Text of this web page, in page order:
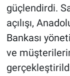
güçlendirdi.
açılışı,
Bankası
ve